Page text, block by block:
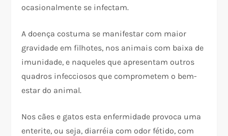
ocasionalmente se infectam.
A doença costuma se manifestar com maior
gravidade em filhotes, nos animais com baixa de
imunidade, e naqueles que apresentam outros
quadros infecciosos que comprometem o bem-
estar do animal.
Nos cães e gatos esta enfermidade provoca uma
enterite, ou seja, diarréia com odor fétido, com